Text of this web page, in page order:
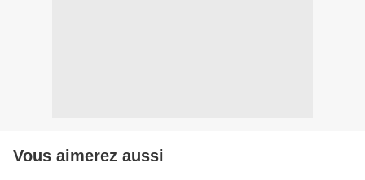
Vous aimerez aussi